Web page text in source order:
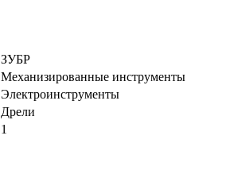
ЗУБР
Механизированные инструменты
Электроинструменты
Дрели
1